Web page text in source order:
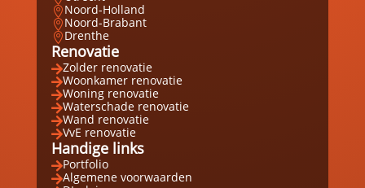
Noord-Holland
Noord-Brabant
Drenthe
Renovatie
Zolder renovatie
Woonkamer renovatie
Woning renovatie
Waterschade renovatie
Wand renovatie
VvE renovatie
Handige links
Portfolio
Algemene voorwaarden